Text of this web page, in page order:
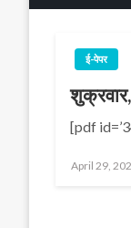
ई-पेपर
[pdf
Posted
April 29,